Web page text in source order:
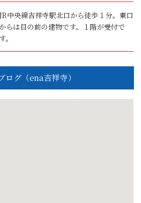
JR中央線吉祥寺駅北口から徒歩１分。東口
からは目の前の建物です。１階が受付で
す。
ログ（ena吉祥寺）